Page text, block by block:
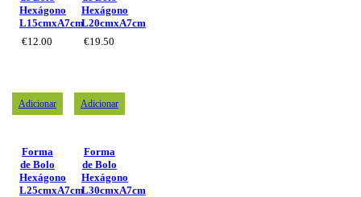
Hexágono
L15cmxA7cm
€12.00
Hexágono
L20cmxA7cm
€19.50
Adicionar
Forma
de Bolo
Hexágono
L25cmxA7cm
Adicionar
Forma
de Bolo
Hexágono
L30cmxA7cm